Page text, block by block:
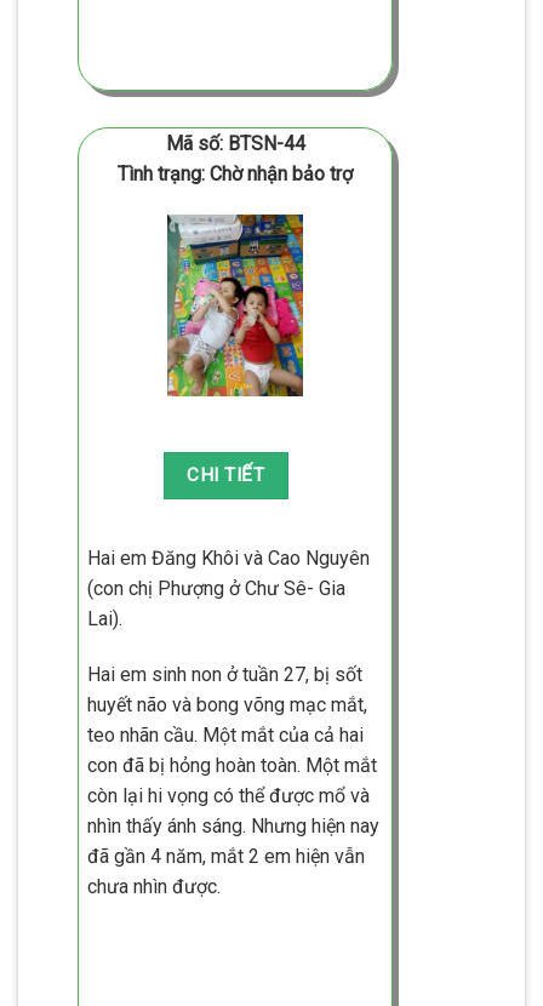
Mã số: BTSN-44
Tình trạng: Chờ nhận bảo trợ
Hai em Đăng Khôi và Cao Nguyên
(con chị Phượng ở Chư Sê- Gia
Lai).
Hai em sinh non ở tuần 27, bị sốt
huyết não và bong võng mạc mắt,
teo nhãn cầu. Một mắt của cả hai
con đã bị hỏng hoàn toàn. Một mắt
còn lại hi vọng có thể được mổ và
nhìn thấy ánh sáng. Nhưng hiện nay
đã gần 4 năm, mắt 2 em hiện vẫn
chưa nhìn được.